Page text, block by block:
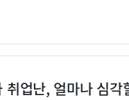
취업난, 얼마나 심각